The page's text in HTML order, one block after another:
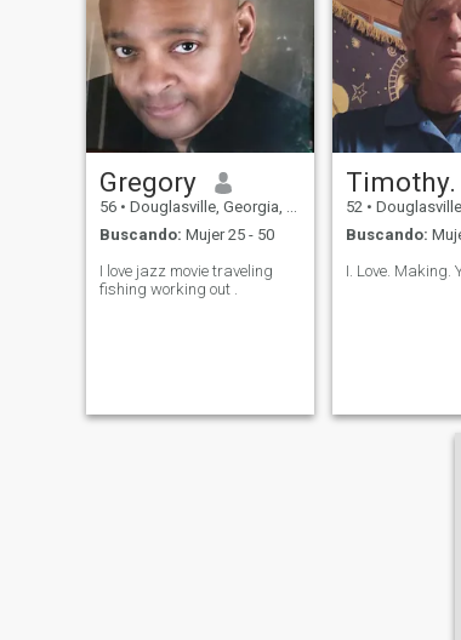
Gregory
56 • Douglasville, Georgia, Estados Unidos
Buscando: Mujer 25 - 50
I love jazz movie traveling
fishing working out .
Timothy.
52 • Douglasville,
Buscando:
I. Love.